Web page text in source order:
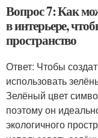
Вопрос 7: Как
в интерьере,
пространство
Ответ: Чтобы
использовать
Зелёный цвет
поэтому он
экологичного